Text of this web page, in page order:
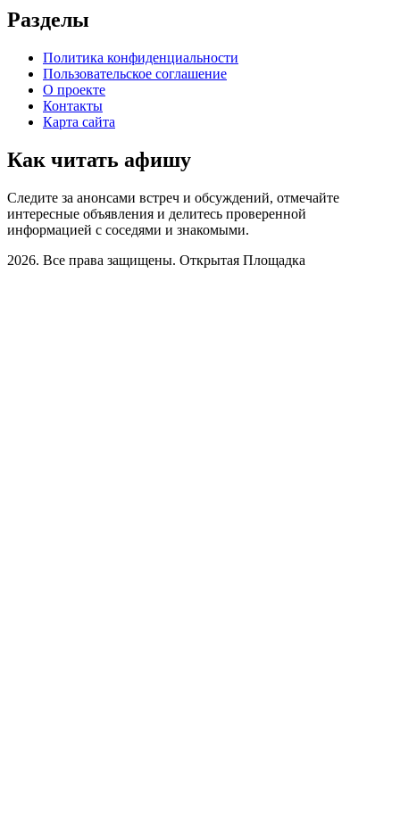
Разделы
Политика конфиденциальности
Пользовательское соглашение
О проекте
Контакты
Карта сайта
Как читать афишу
Следите за анонсами встреч и обсуждений, отмечайте
интересные объявления и делитесь проверенной
информацией с соседями и знакомыми.
2026. Все права защищены. Открытая Площадка